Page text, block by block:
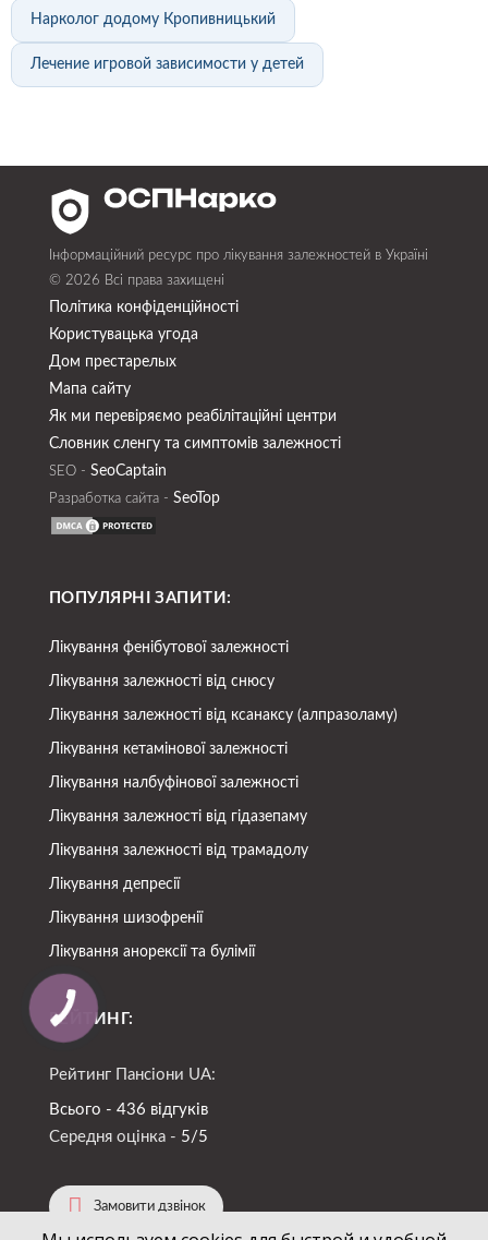
Нарколог додому Кропивницький
Лечение игровой зависимости у детей
Інформаційний ресурс про лікування залежностей в Україні
© 2026 Всі права захищені
Політика конфіденційності
Користувацька угода
Дом престарелых
Мапа сайту
Як ми перевіряємо реабілітаційні центри
Словник сленгу та симптомів залежності
SEO - SeoСaptain
Разработка сайта - SeoTop
ПОПУЛЯРНІ ЗАПИТИ:
Лікування фенібутової залежності
Лікування залежності від снюсу
Лікування залежності від ксанаксу (алпразоламу)
Лікування кетамінової залежності
Лікування налбуфінової залежності
Лікування залежності від гідазепаму
Лікування залежності від трамадолу
Лікування депресії
Лікування шизофренії
Лікування анорексії та булімії
РЕЙТИНГ:
Рейтинг Пансіони UA:
Всього - 436 відгуків
Середня оцінка - 5/5
Замовити дзвінок